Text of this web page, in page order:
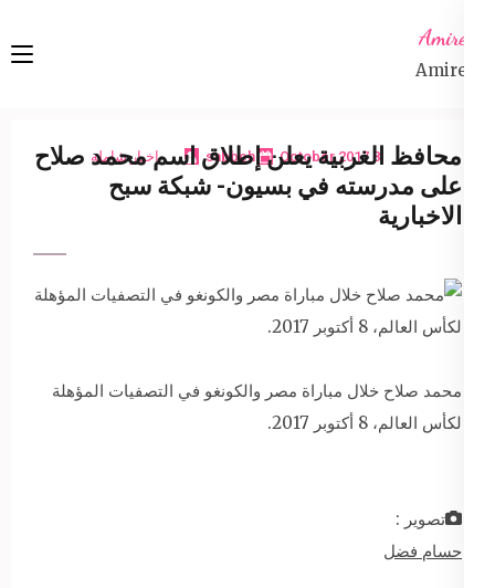
content
Amireta
Amireta
8 October 2017
sabbeh اخبار شاملة
محافظ الغربية يعلن إطلاق اسم محمد صلاح
على مدرسته في بسيون- شبكة سبح
الاخبارية
محمد صلاح خلال مباراة مصر والكونغو في التصفيات المؤهلة
لكأس العالم، 8 أكتوبر 2017.
تصوير :
حسام فضل